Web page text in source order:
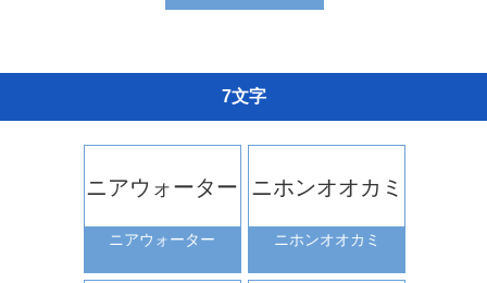
7文字
ニアウォーター
ニアウォーター
ニホンオオカミ
ニホンオオカミ